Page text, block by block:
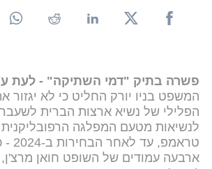
פשרה בתיק "דמי השתיקה" - לעת
המשפט בניו יורק החליט כי לא יגזור
הפלילי של נשיא ארצות הברית
לנשיאות מטעם המפלגה הרפובליקנית
ארבעה עמודים של השופט חואן